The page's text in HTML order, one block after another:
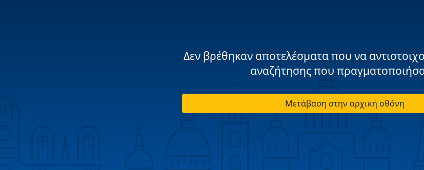
Δεν βρέθηκαν αποτελέσματα που να
αναζήτησης που
Μετάβαση στην αρχική οθόνη